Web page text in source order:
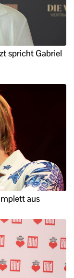
spricht Gabriel
aus